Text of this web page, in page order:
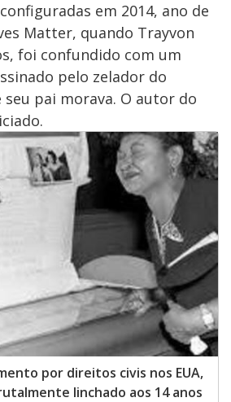
em 2014, ano de
Matter, quando Trayvon
foi confundido com um
pelo zelador do
pai morava. O autor do
por direitos civis nos EUA,
linchado aos 14 anos